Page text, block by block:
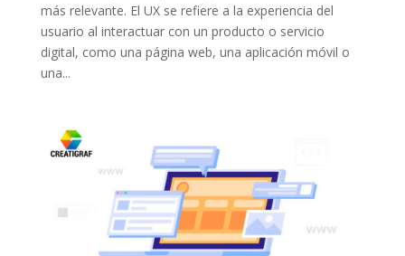
más relevante. El UX se refiere a la experiencia del
usuario al interactuar con un producto o servicio
digital, como una página web, una aplicación móvil o
una...